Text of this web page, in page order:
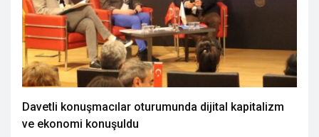
Davetli konuşmacılar oturumunda dijital kapitalizm
ve ekonomi konuşuldu